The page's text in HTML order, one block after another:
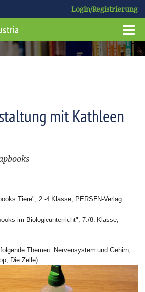
Login/Registrierung
mit Kathleen
2.-4.Klasse; PERSEN-Verlag
im Biologieunterricht", 7./8. Klasse;
Themen: Nervensystem und Gehirn,
Die Zelle)